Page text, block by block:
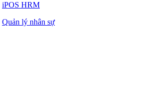
iPOS HRM
Quản lý nhân sự